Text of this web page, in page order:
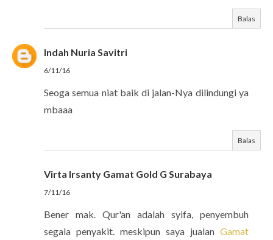
Balas
Indah Nuria Savitri
6/11/16
Seoga semua niat baik di jalan-Nya dilindungi ya
mbaaa
Balas
Virta Irsanty Gamat Gold G Surabaya
7/11/16
Bener mak. Qur'an adalah syifa, penyembuh
segala penyakit. meskipun saya jualan Gamat